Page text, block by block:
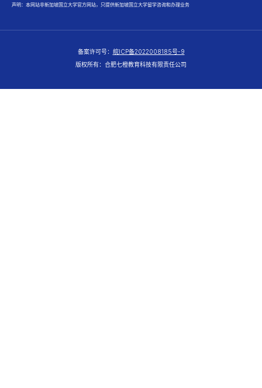
声明：本网站非新加坡国立大学官方网站，只提供新加坡国立大学留学咨询和办理业务
备案许可号： 皖ICP备2022008185号-9
版权所有：合肥七橙教育科技有限责任公司